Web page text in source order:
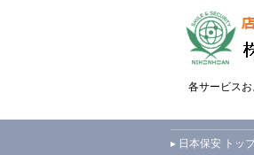
各サービス
▸ 日本保安 トッ